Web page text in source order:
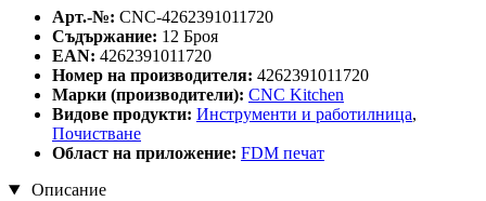
Арт.-№: CNC-4262391011720
Съдържание: 12 Броя
EAN: 4262391011720
Номер на производителя: 4262391011720
Марки (производители): CNC Kitchen
Видове продукти: Инструменти и работилница,
Почистване
Област на приложение: FDM печат
Описание